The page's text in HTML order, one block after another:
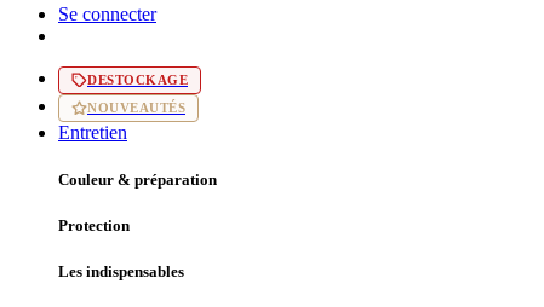
Se connecter
DESTOCKAGE
NOUVEAUTÉS
Entretien
Couleur & préparation
Protection
Les indispensables